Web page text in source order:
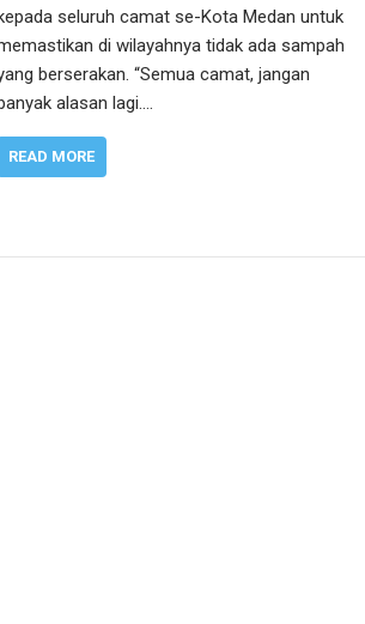
seluruh camat se-Kota Medan untuk
di wilayahnya tidak ada sampah
berserakan. “Semua camat, jangan
alasan lagi.…
READ MORE